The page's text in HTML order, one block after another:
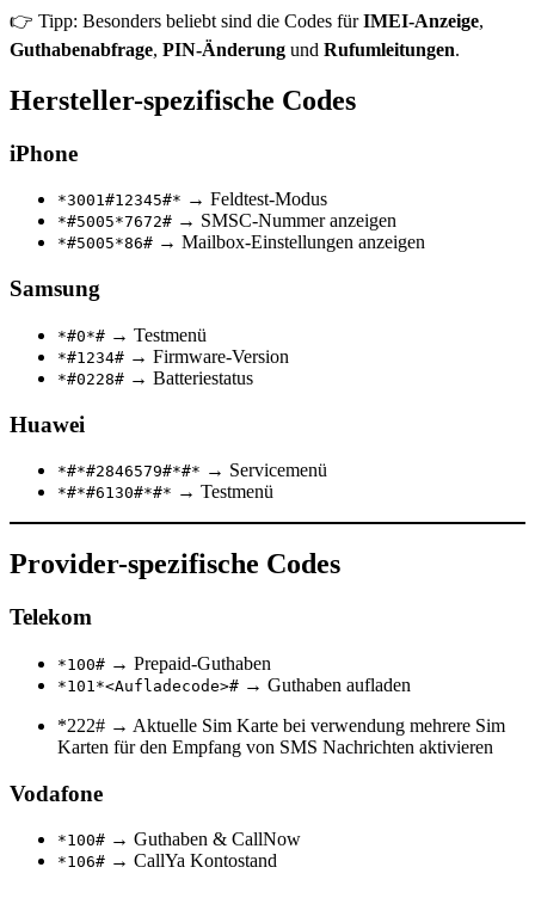
👉 Tipp: Besonders beliebt sind die Codes fürIMEI-Anzeige,
Guthabenabfrage, PIN-Änderung und Rufumleitungen.
Hersteller-spezifische Codes
iPhone
*3001#12345#* → Feldtest-Modus
*#5005*7672# → SMSC-Nummer anzeigen
*#5005*86# → Mailbox-Einstellungen anzeigen
Samsung
*#0*# → Testmenü
*#1234# → Firmware-Version
*#0228# → Batteriestatus
Huawei
*#*#2846579#*#* → Servicemenü
*#*#6130#*#* → Testmenü
Provider-spezifische Codes
Telekom
*100# → Prepaid-Guthaben
*101*<Aufladecode># → Guthaben aufladen
*222# → Aktuelle Sim Karte bei verwendung mehrere Sim
Karten für den Empfang von SMS Nachrichten aktivieren
Vodafone
*100# → Guthaben & CallNow
*106# → CallYa Kontostand